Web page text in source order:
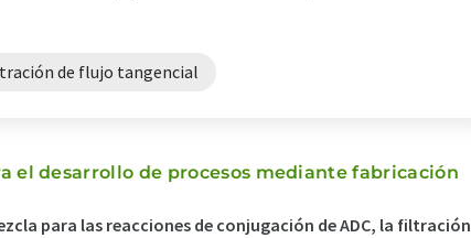
de flujo tangencial
el desarrollo de procesos mediante fabricación
para las reacciones de conjugación de ADC, la filtración